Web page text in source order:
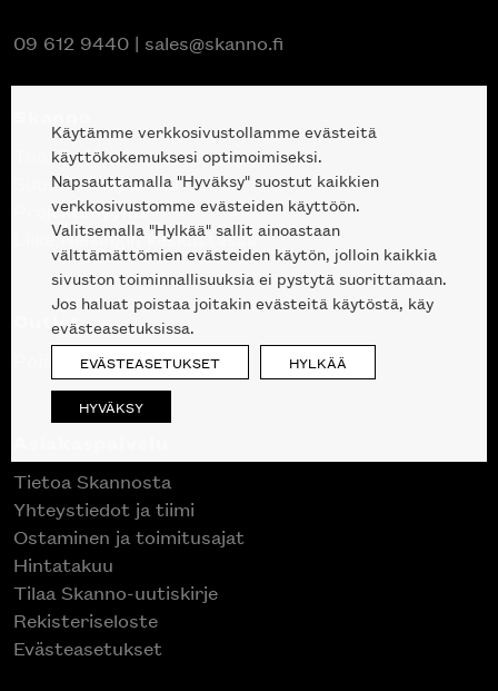
09 612 9440 | sales@skanno.fi
Tuotteet
Suunnittelupalvelu
Projektimyynti
Liike Helsingin keskustassa
Outlet
Poistuvat mallikappaleet
Tietoa Skannosta
Yhteystiedot ja tiimi
Ostaminen ja toimitusajat
Hintatakuu
Tilaa Skanno-uutiskirje
Rekisteriseloste
Evästeasetukset
Käytämme verkkosivustollamme evästeitä
käyttökokemuksesi optimoimiseksi.
Napsauttamalla "Hyväksy" suostut kaikkien
verkkosivustomme evästeiden käyttöön.
Valitsemalla "Hylkää" sallit ainoastaan
välttämättömien evästeiden käytön, jolloin kaikkia
sivuston toiminnallisuuksia ei pystytä suorittamaan.
Jos haluat poistaa joitakin evästeitä käytöstä, käy
evästeasetuksissa.
EVÄSTEASETUKSET HYLKÄÄ
HYVÄKSY